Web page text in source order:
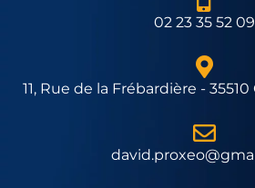
02 23 35 52 09
11, Rue de la Frébardière - 35510